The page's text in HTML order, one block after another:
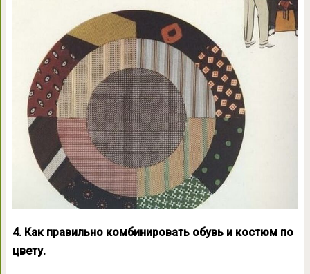
4. Как правильно комбинировать обувь и костюм по
цвету.